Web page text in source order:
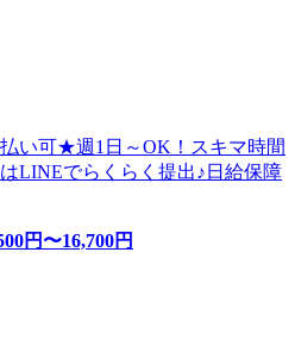
い可★週1日～OK！スキマ時間
LINEでらくらく提出♪日給保障
円〜16,700円